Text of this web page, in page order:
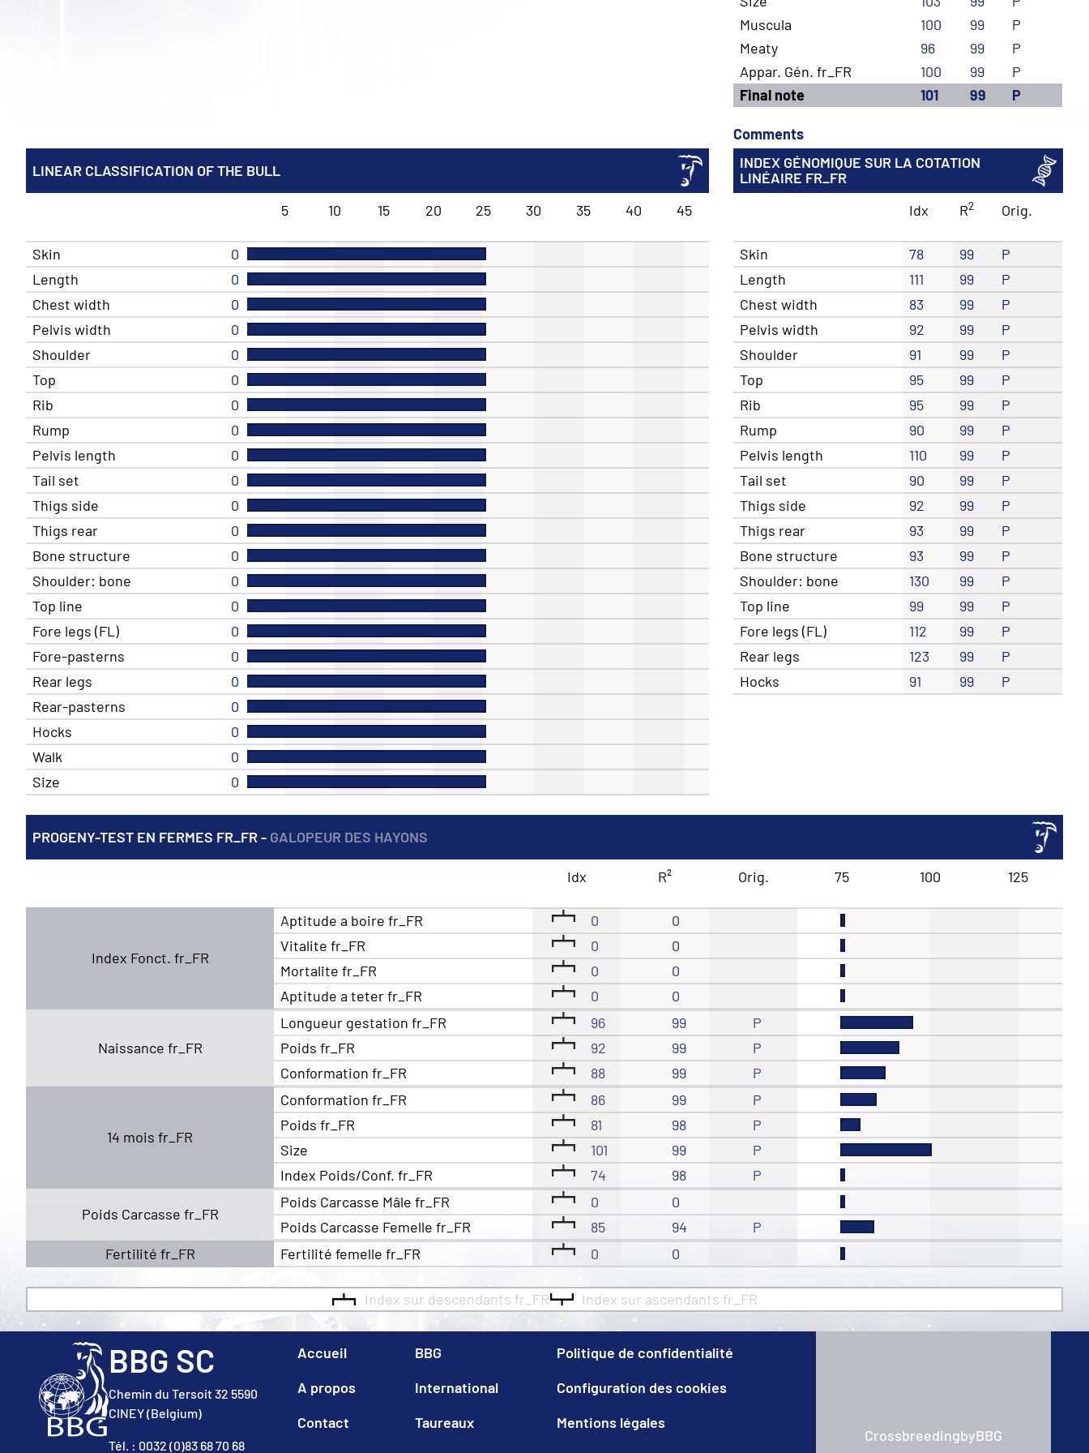
Muscula
100 99
P
Meaty
96 99
P
Appar. Gén. fr_FR
100 99
P
Final note
101 99 P
Comments
LINEAR CLASSIFICATION OF THE BULL
5 10 15 20 25 30 35 40 45
Skin
0
Length
0
Chest width
0
Pelvis width
0
Shoulder
0
Top
0
Rib
0
Rump
0
Pelvis length
0
Tail set
0
Thigs side
0
Thigs rear
0
Bone structure
0
Shoulder: bone
0
Top line
0
Fore legs (FL)
0
Fore-pasterns
0
Rear legs
0
Rear-pasterns
0
Hocks
0
Walk
0
Size
0
INDEX GÉNOMIQUE SUR LA COTATION
LINÉAIRE FR_FR
Idx
R2 Orig.
Skin 78 99
P
Length
111 99
P
Chest width
83 99
P
Pelvis width
92 99
P
Shoulder
91 99
P
Top
95 99
P
Rib
95 99
P
Rump
90 99
P
Pelvis length
110 99
P
Tail set
90 99
P
Thigs side
92 99
P
Thigs rear
93 99
P
Bone structure
93 99
P
Shoulder: bone
130 99
P
Top line
99 99
P
Fore legs (FL)
112 99
P
Rear legs
123 99
P
Hocks
91 99 P
PROGENY-TEST EN FERMES FR_FR - GALOPEUR DES HAYONS
Idx R² Orig. 75 100 125
Index Fonct. fr_FR
Aptitude a boire fr_FR 0
0
Vitalite fr_FR
0
0
Mortalite fr_FR
0
0
Aptitude a teter fr_FR
0 0
Naissance fr_FR
Longueur gestation fr_FR 96 99
P
Poids fr_FR
92 99
P
Conformation fr_FR
88 99 P
14 mois fr_FR
Conformation fr_FR 86 99
P
Poids fr_FR
81 98
P
Size
101 99
P
Index Poids/Conf. fr_FR
74 98 P
Poids Carcasse fr_FR
Poids Carcasse Mâle fr_FR 0
0
Poids Carcasse Femelle fr_FR
85 94
P
Fertilité fr_FR
Fertilité femelle fr_FR 0 0
Index sur descendants fr_FR Index sur ascendants fr_FR
BBG SC
Chemin du Tersoit 32 5590
CINEY (Belgium)
Tél. : 0032 (0)83 68 70 68
Accueil
A propos
Contact
BBG
International
Taureaux
Politique de confidentialité
Configuration des cookies
Mentions légales
CrossbreedingbyBBG